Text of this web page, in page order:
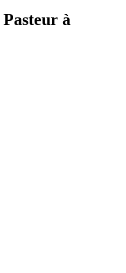
Pasteur à